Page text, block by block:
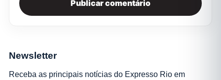
Newsletter
Receba as principais notícias do Expresso Rio em